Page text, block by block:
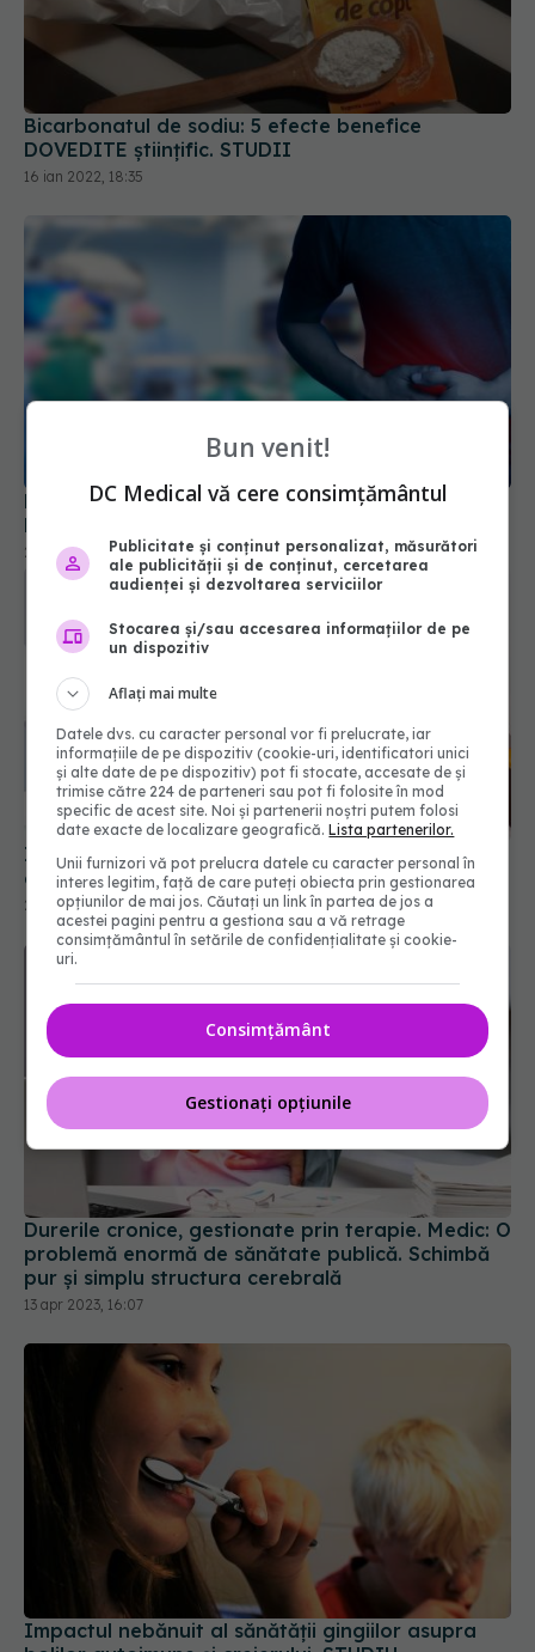
Bicarbonatul de sodiu: 5 efecte benefice
DOVEDITE științific. STUDII
16 ian 2022, 18:35
Hernia inghinală, cauze, diagnostic și tratament.
25 noi 2022, 11:14
INSOMNIA: 4 lucruri BANALE și deseori ignorate
care te împiedică să adormi
20 aug 2021, 14:45
Durerile cronice, gestionate prin terapie. Medic: O
problemă enormă de sănătate publică. Schimbă
pur și simplu structura cerebrală
13 apr 2023, 16:07
Impactul nebănuit al sănătății gingiilor asupra
bolilor autoimune și creierului. STUDIU
05 ian 2022, 23:03
Bun venit!
DC Medical vă cere consimțământul
Publicitate și conținut personalizat, măsurători
ale publicității și de conținut, cercetarea
audienței și dezvoltarea serviciilor
Stocarea și/sau accesarea informațiilor de pe
un dispozitiv
Aflați mai multe
Datele dvs. cu caracter personal vor fi prelucrate, iar
informațiile de pe dispozitiv (cookie-uri, identificatori unici
și alte date de pe dispozitiv) pot fi stocate, accesate de și
trimise către 224 de parteneri sau pot fi folosite în mod
specific de acest site. Noi și partenerii noștri putem folosi
date exacte de localizare geografică.Lista partenerilor.
Unii furnizori vă pot prelucra datele cu caracter personal în
interes legitim, față de care puteți obiecta prin gestionarea
opțiunilor de mai jos. Căutați un link în partea de jos a
acestei pagini pentru a gestiona sau a vă retrage
consimțământul în setările de confidențialitate și cookie-
uri.
Consimțământ
Gestionați opțiunile